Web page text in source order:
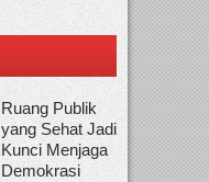
Ruang Publik
yang Sehat Jadi
Kunci Menjaga
Demokrasi